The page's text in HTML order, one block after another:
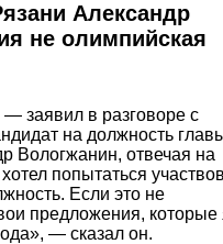
Александр
не олимпийская
заявил в разговоре с
на должность
Вологжанин, отвечая на
попытаться
Если это не
предложения, которые
— сказал он.